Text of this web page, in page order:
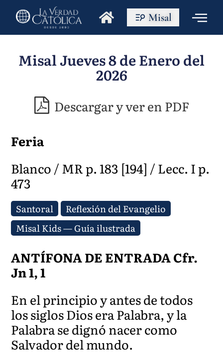
Misal
Misal Jueves 8 de Enero del
2026
Descargar y ver en PDF
Feria
Blanco / MR p. 183 [194] / Lecc. I p.
473
Santoral
Reflexión del Evangelio
Misal Kids — Guía ilustrada
ANTÍFONA DE ENTRADACfr.
Jn 1, 1
En el principio y antes de todos
los siglos Dios era Palabra, y la
Palabra se dignó nacer como
Salvador del mundo.